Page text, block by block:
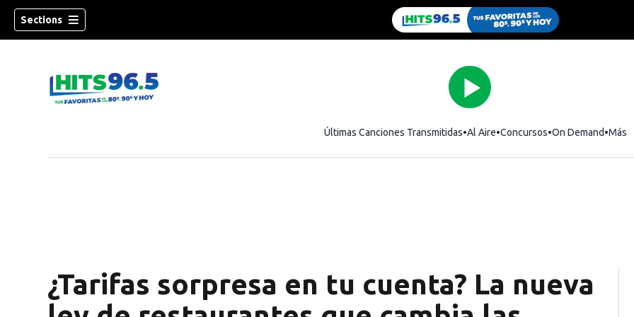
Sections
Últimas Canciones Transmitidas Al Aire Concursos On Demand Más
¿Tarifas sorpresa en tu cuenta? La nueva